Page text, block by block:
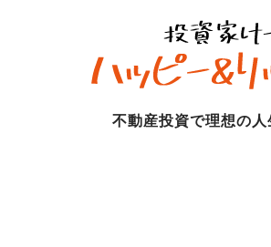
不動産投資で理想の人